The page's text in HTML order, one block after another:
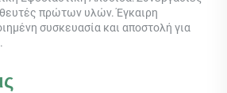
πρώτων υλών. Έγκαιρη
συσκευασία και αποστολή για